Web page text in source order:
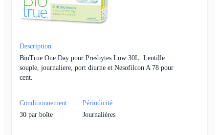
Description
BioTrue One Day pour Presbytes Low 30L. Lentille
souple, journaliere, port diurne et Nesofilcon A 78 pour
cent.
Conditionnement
30 par boîte
Périodicité
Journalières